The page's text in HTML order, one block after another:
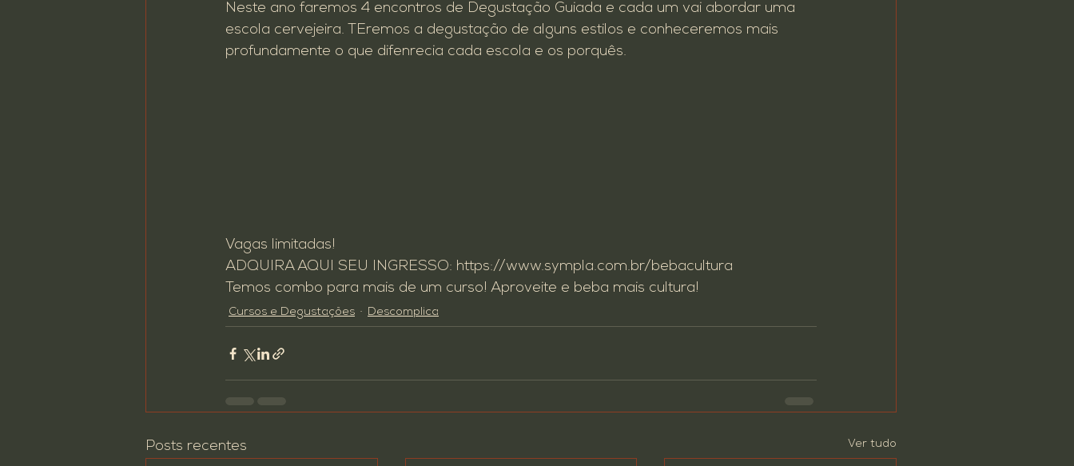
Neste ano faremos 4 encontros de Degustação Guiada e cada um vai abordar uma
escola cervejeira. TEremos a degustação de alguns estilos e conheceremos mais
profundamente o que difenrecia cada escola e os porquês.
Vagas limitadas!
ADQUIRA AQUI SEU INGRESSO: https://www.sympla.com.br/bebacultura
Temos combo para mais de um curso! Aproveite e beba mais cultura!
Cursos e Degustações Descomplica
Posts recentes Ver tudo